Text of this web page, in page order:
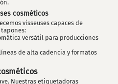
cosméticos
visseuses capaces de
versátil para producciones
de alta cadencia y formatos
Nuestras etiquetadoras